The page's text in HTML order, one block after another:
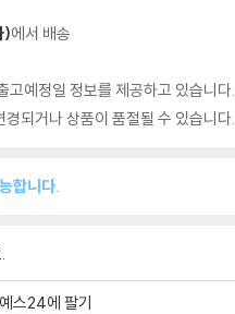
)에서 배송
고예정일 정보를 제공하고 있습니다.
되거나 상품이 품절될 수 있습니다.
합니다.
예스24에 팔기